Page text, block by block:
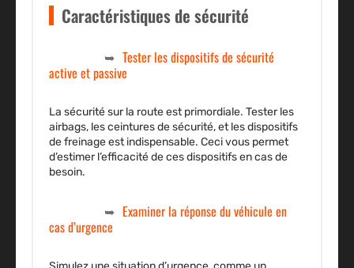
Caractéristiques de sécurité
Tester les dispositifs de sécurité
active et passive
La sécurité sur la route est primordiale. Tester les
airbags, les ceintures de sécurité, et les dispositifs
de freinage est indispensable. Ceci vous permet
d’estimer l’efficacité de ces dispositifs en cas de
besoin.
Examiner la réponse du véhicule en
cas d’urgence